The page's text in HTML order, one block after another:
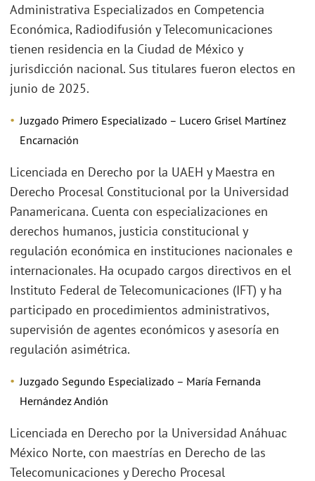
Administrativa Especializados en Competencia
Económica, Radiodifusión y Telecomunicaciones
tienen residencia en la Ciudad de México y
jurisdicción nacional. Sus titulares fueron electos en
junio de 2025.
Juzgado Primero Especializado – Lucero Grisel Martínez
Encarnación
Licenciada en Derecho por la UAEH y Maestra en
Derecho Procesal Constitucional por la Universidad
Panamericana. Cuenta con especializaciones en
derechos humanos, justicia constitucional y
regulación económica en instituciones nacionales e
internacionales. Ha ocupado cargos directivos en el
Instituto Federal de Telecomunicaciones (IFT) y ha
participado en procedimientos administrativos,
supervisión de agentes económicos y asesoría en
regulación asimétrica.
Juzgado Segundo Especializado – María Fernanda
Hernández Andión
Licenciada en Derecho por la Universidad Anáhuac
México Norte, con maestrías en Derecho de las
Telecomunicaciones y Derecho Procesal